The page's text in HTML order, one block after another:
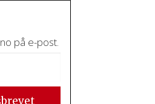
på e-post.